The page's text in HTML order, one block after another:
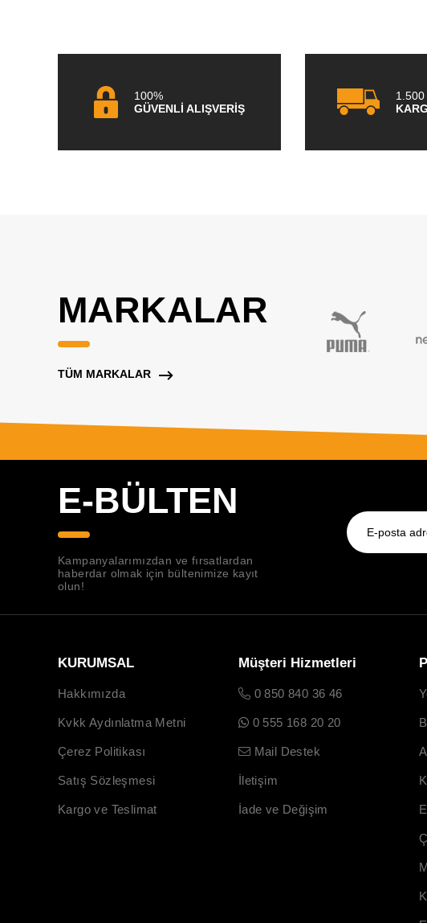
100%
GÜVENLİ ALIŞVERİŞ
1.500
MARKALAR
TÜM MARKALAR
E-BÜLTEN
Kampanyalarımızdan ve fırsatlardan
haberdar olmak için bültenimize kayıt
olun!
KURUMSAL
Hakkımızda
Kvkk Aydınlatma Metni
Çerez Politikası
Satış Sözleşmesi
Kargo ve Teslimat
Müşteri Hizmetleri
0 850 840 36 46
0 555 168 20 20
Mail Destek
İletişim
İade ve Değişim